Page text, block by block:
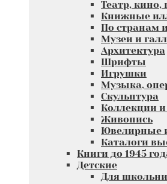
Театр, кино,
Книжные
По странам
Музеи и
Архитектура
Шрифты
Игрушки
Музыка,
Скульптура
Коллекции
Живопись
Ювелирные
Каталоги
Книги до 1945
Детские
Для